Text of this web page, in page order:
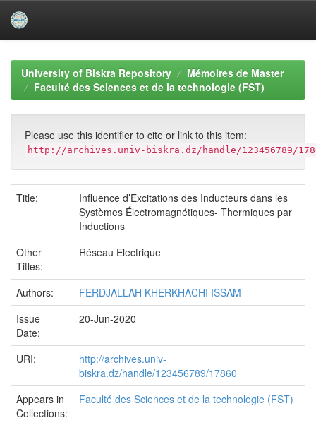
navigationUniversity of Biskra Repository
Mémoires de Master
Faculté des Sciences et de la technologie (FST)
Please use this identifier to cite or link to this item:
http://archives.univ-biskra.dz/handle/123456789/
Title:
Influence d’Excitations des Inducteurs dans les
Systèmes Électromagnétiques- Thermiques par
Inductions
Other
Titles:
Réseau Electrique
Authors:
FERDJALLAH KHERKHACHI ISSAM
Issue
Date:
20-Jun-2020
URI:
http://archives.univ-
biskra.dz/handle/123456789/17860
Appears in
Collections:
Faculté des Sciences et de la technologie (FST)